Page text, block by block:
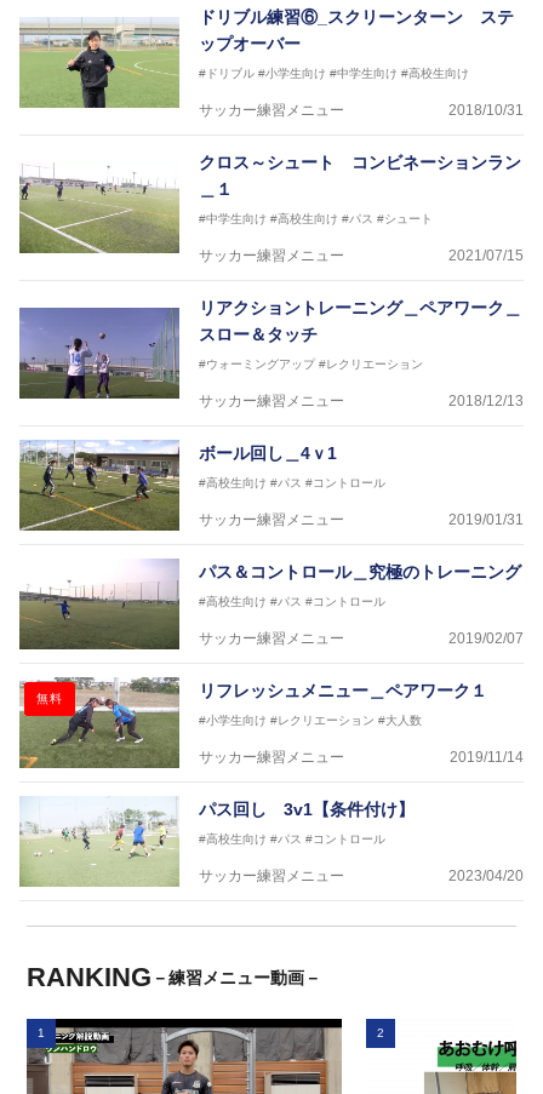
ドリブル練習⑥_スクリーンターン ステ
ップオーバー
#ドリブル #小学生向け #中学生向け #高校生向け
サッカー練習メニュー 2018/10/31
クロス～シュート コンビネーションラン
＿１
#中学生向け #高校生向け #パス #シュート
サッカー練習メニュー 2021/07/15
リアクショントレーニング＿ペアワーク＿
スロー＆タッチ
#ウォーミングアップ #レクリエーション
サッカー練習メニュー 2018/12/13
ボール回し＿4ｖ1
#高校生向け #パス #コントロール
サッカー練習メニュー 2019/01/31
パス＆コントロール＿究極のトレーニング
#高校生向け #パス #コントロール
サッカー練習メニュー 2019/02/07
無料 リフレッシュメニュー＿ペアワーク１
#小学生向け #レクリエーション #大人数
サッカー練習メニュー 2019/11/14
パス回し 3v1【条件付け】
#高校生向け #パス #コントロール
サッカー練習メニュー 2023/04/20
RANKING －練習メニュー動画－
1 2